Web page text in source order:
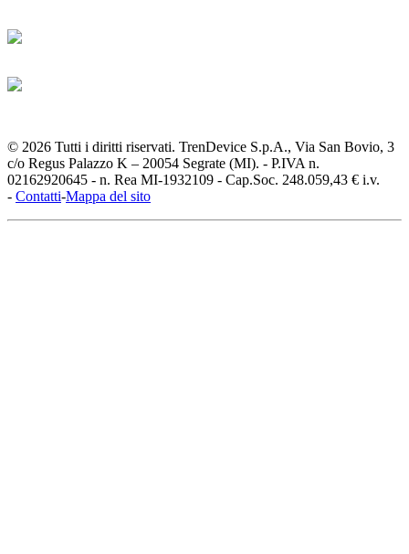
© 2026 Tutti i diritti riservati. TrenDevice S.p.A., Via San Bovio, 3
c/o Regus Palazzo K – 20054 Segrate (MI). - P.IVA n.
02162920645 - n. Rea MI-1932109 - Cap.Soc. 248.059,43 € i.v.
- Contatti-Mappa del sito